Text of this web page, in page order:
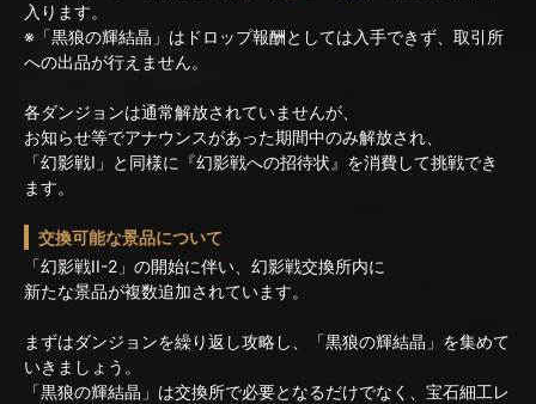
入ります。
※「黒狼の輝結晶」はドロップ報酬としては入手できず、取引所
への出品が行えません。
各ダンジョンは通常解放されていませんが、
お知らせ等でアナウンスがあった期間中のみ解放され、
「幻影戦I」と同様に『幻影戦への招待状』を消費して挑戦でき
ます。
交換可能な景品について
「幻影戦II-2」の開始に伴い、幻影戦交換所内に
新たな景品が複数追加されています。
まずはダンジョンを繰り返し攻略し、「黒狼の輝結晶」を集めて
いきましょう。
「黒狼の輝結晶」は交換所で必要となるだけでなく、宝石細工レ